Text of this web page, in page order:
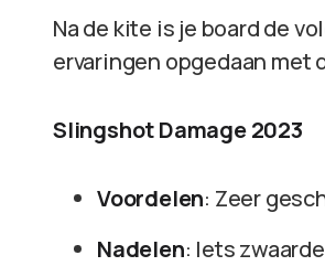
Na de kite is je board de
ervaringen opgedaan met
Slingshot Damage 2023
Voordelen: Zeer
Nadelen: Iets